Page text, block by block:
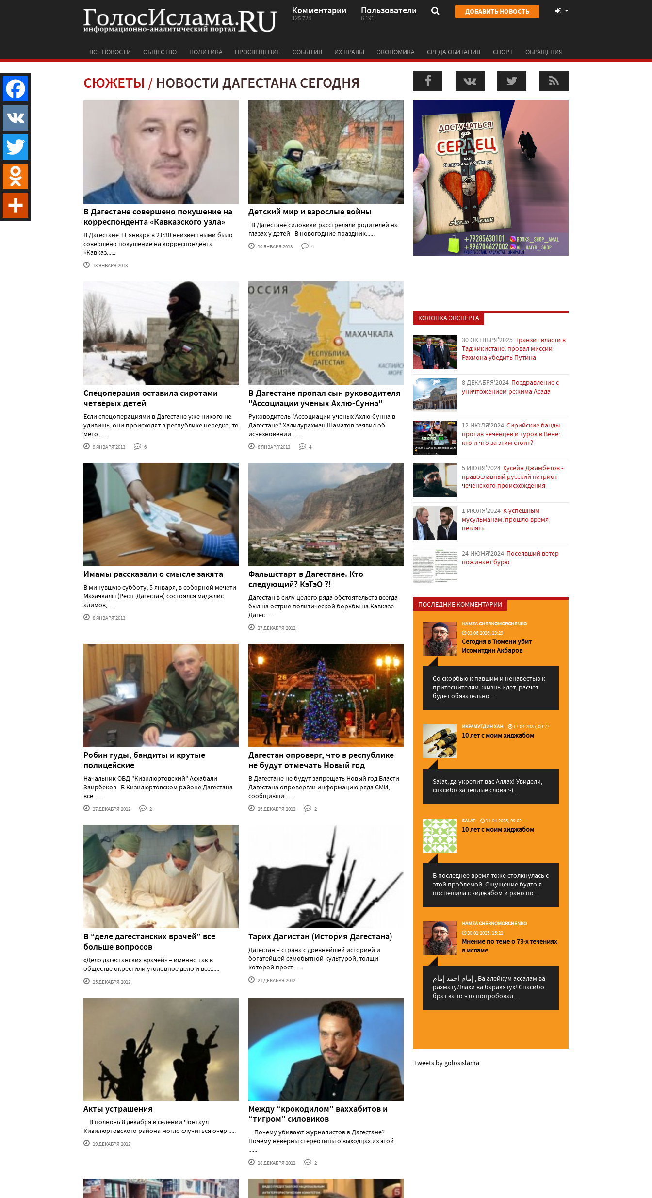
Комментарии
125 728
Пользователи
6 191
ДОБАВИТЬ НОВОСТЬ
ВСЕ НОВОСТИ ОБЩЕСТВО ПОЛИТИКА ПРОСВЕЩЕНИЕ СОБЫТИЯ ИХ НРАВЫ ЭКОНОМИКА СРЕДА ОБИТАНИЯ СПОРТ ОБРАЩЕНИЯ
СЮЖЕТЫ НОВОСТИ ДАГЕСТАНА СЕГОДНЯ
В Дагестане совершено покушение на
корреспондента «Кавказского узла»
В Дагестане 11 января в 21:30 неизвестными было
совершено покушение на корреспондента
«Кавказ......
13 ЯНВАРЯ'2013
Детский мир и взрослые войны
В Дагестане силовики расстреляли родителей на
глазах у детей В новогодние праздник......
10 ЯНВАРЯ'2013 4
Спецоперация оставила сиротами
четверых детей
Если спецоперациями в Дагестане уже никого не
удивишь, они происходят в республике нередко, то
мето......
9 ЯНВАРЯ'2013 6
В Дагестане пропал сын руководителя
"Ассоциации ученых Ахлю-Сунна"
Руководитель "Ассоциации ученых Ахлю-Сунна в
Дагестане" Халилурахман Шаматов заявил об
исчезновении ......
8 ЯНВАРЯ'2013 4
Имамы рассказали о смысле закята
В минувшую субботу, 5 января, в соборной мечети
Махачкалы (Респ. Дагестан) состоялся маджлис
алимов,......
8 ЯНВАРЯ'2013
Фальшстарт в Дагестане. Кто
следующий? КэТэО ?!
Дагестан в силу целого ряда обстоятельств всегда
был на острие политической борьбы на Кавказе.
Дагес......
27 ДЕКАБРЯ'2012
Робин гуды, бандиты и крутые
полицейские
Начальник ОВД "Кизилюртовский" Асхабали
Заирбеков В Кизилюртовском районе Дагестана
все ......
27 ДЕКАБРЯ'2012 2
Дагестан опроверг, что в республике
не будут отмечать Новый год
В Дагестане не будут запрещать Новый год Власти
Дагестана опровергли информацию ряда СМИ,
сообщивши......
26 ДЕКАБРЯ'2012 2
В “деле дагестанских врачей” все
больше вопросов
«Дело дагестанских врачей» – именно так в
обществе окрестили уголовное дело и все......
25 ДЕКАБРЯ'2012
Тарих Дагистан (История Дагестана)
Дагестан – страна с древнейшей историей и
богатейшей самобытной культурой, толщи
которой прост......
21 ДЕКАБРЯ'2012
Акты устрашения
В полночь 8 декабря в селении Чонтаул
Кизилюртовского района могло случиться очер......
19 ДЕКАБРЯ'2012
Между “крокодилом” ваххабитов и
“тигром” силовиков
Почему убивают журналистов в Дагестане?
Почему неверны стереотипы о выходцах из этой
......
18 ДЕКАБРЯ'2012 2
КОЛОНКА ЭКСПЕРТА
30 ОКТЯБРЯ'2025 Транзит власти в
Таджикистане: провал миссии
Рахмона убедить Путина
8 ДЕКАБРЯ'2024 Поздравление с
уничтожением режима Асада
12 ИЮЛЯ'2024 Сирийские банды
против чеченцев и турок в Вене:
кто и что за этим стоит?
5 ИЮЛЯ'2024 Хусейн Джамбетов -
православный русский патриот
чеченского происхождения
1 ИЮЛЯ'2024 К успешным
мусульманам: прошло время
петлять
24 ИЮНЯ'2024 Посеявший ветер
пожинает бурю
ПОСЛЕДНИЕ КОММЕНТАРИИ
HAMZA CHERNOMORCHENKO
03.06.2026, 23:29
Сегодня в Тюмени убит
Исомитдин Акбаров
Со скорбью к павшим и ненавестью к
притеснителям, жизнь идет, расчет
будет обязательно. ...
ИКРАМУТДИН ХАН 17.04.2025, 00:27
10 лет с моим хиджабом
Salat, да укрепит вас Аллаx! Увидели,
спасибо за теплые слова :-)...
SALAT 11.04.2025, 09:02
10 лет с моим хиджабом
В последнее время тоже столкнулась с
этой проблемой. Ощущение будто я
поспешила с хиджабом и рано по...
HAMZA CHERNOMORCHENKO
30.01.2025, 15:22
Мнение по теме о 73-х течениях
в исламе
إمام احمد إمام , Ва алейкум ассалам ва
рахматуЛлахи ва баракятух! Спасибо
брат за то что попробовал ...
Tweets by golosislama
Facebook
VK
Twitter
Odnoklassniki